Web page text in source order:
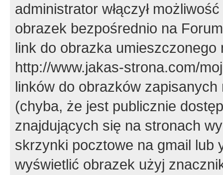
administrator włączył
obrazek bezpośrednio na
link do obrazka
http://www.jakas-strona.com/
linków do obrazków
(chyba, że jest publicznie
znajdujących się na stronach
skrzynki pocztowe na gmail lub
wyświetlić obrazek użyj